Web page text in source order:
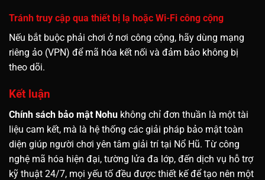
Tránh truy cập qua thiết bị lạ hoặc Wi-Fi công cộng
Nếu bắt buộc phải chơi ở nơi công cộng, hãy dùng mạng
riêng ảo (VPN) để mã hóa kết nối và đảm bảo không bị
theo dõi.
Kết luận
Chính sách bảo mật Nohu không chỉ đơn thuần là một tài
liệu cam kết, mà là hệ thống các giải pháp bảo mật toàn
diện giúp người chơi yên tâm giải trí tại Nổ Hũ. Từ công
nghệ mã hóa hiện đại, tường lửa đa lớp, đến dịch vụ hỗ trợ
kỹ thuật 24/7, mọi yếu tố đều được thiết kế để tạo nên một